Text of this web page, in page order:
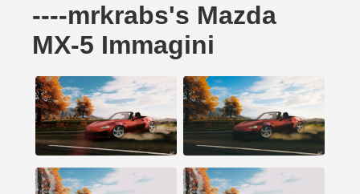
----mrkrabs's Mazda
MX-5 Immagini